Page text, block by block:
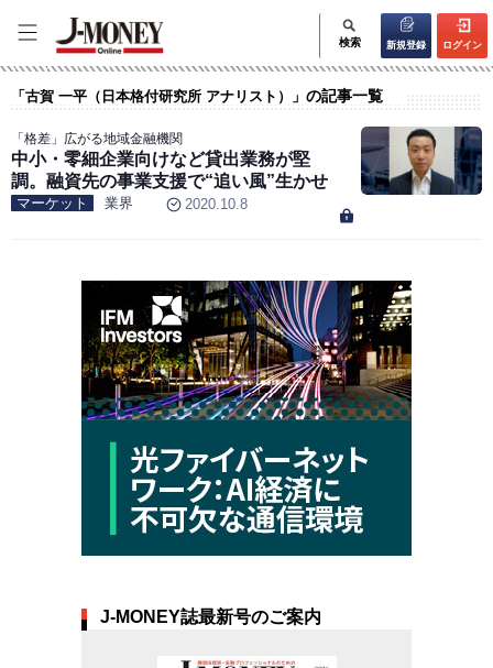
検索 新規登録 ログイン
「古賀 一平（日本格付研究所 アナリスト）」 の記事一覧
「格差」広がる地域金融機関
中小・零細企業向けなど貸出業務が堅
調。融資先の事業支援で“追い風”生かせ
マーケット 業界 2020.10.8
J-MONEY誌最新号のご案内